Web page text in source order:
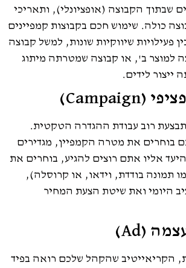
שבתוך הקבוצה (אופציונלי), ותאריכי
כולה. שימוש חכם בקבוצות קמפיינים
פעילויות שיווקיות שונות, למשל קבוצה
למוצר ב', או קבוצה שמטרתה מיתוג
ייצור לידים.
רוב עבודת ההגדרה הטקטית.
בוחרים את מטרה הקמפיין, מגדירים
אליו אתם רוצים להגיע, בוחרים את
תמונה בודדת, וידאו, או קרוסלה),
היומי ואת שיטת הצעת המחיר
הקריאייטיב שהקהל שלכם רואה בפיד